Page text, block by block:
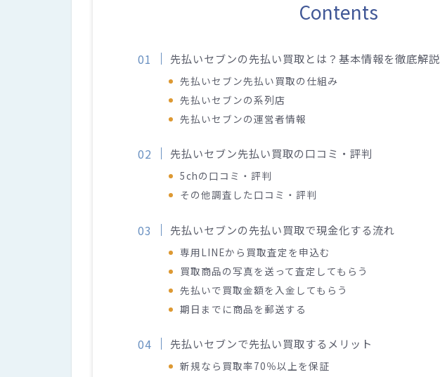
Contents
先払いセブンの先払い買取とは？基本情報を徹底解説
先払いセブン先払い買取の仕組み
先払いセブンの系列店
先払いセブンの運営者情報
先払いセブン先払い買取の口コミ・評判
5chの口コミ・評判
その他調査した口コミ・評判
先払いセブンの先払い買取で現金化する流れ
専用LINEから買取査定を申込む
買取商品の写真を送って査定してもらう
先払いで買取金額を入金してもらう
期日までに商品を郵送する
先払いセブンで先払い買取するメリット
新規なら買取率70％以上を保証